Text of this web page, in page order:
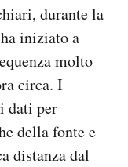
durante la
iniziato a
molto
circa. I
dati per
della fonte e
distanza dal